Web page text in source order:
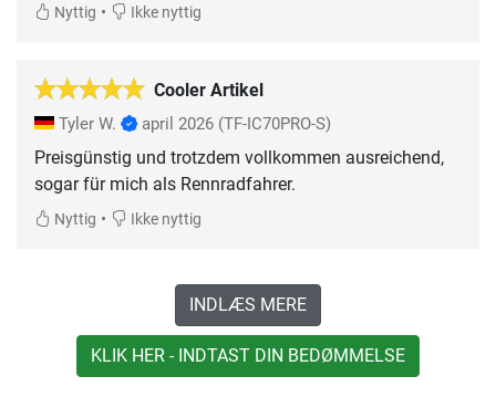
Nyttig • Ikke nyttig
Cooler Artikel
Tyler W. april 2026 (TF-IC70PRO-S)
Preisgünstig und trotzdem vollkommen ausreichend,
sogar für mich als Rennradfahrer.
Nyttig • Ikke nyttig
INDLÆS MERE
KLIK HER - INDTAST DIN BEDØMMELSE